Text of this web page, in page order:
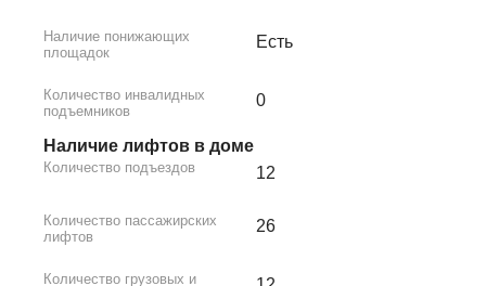
Наличие понижающих
площадок
Есть
Количество инвалидных
подъемников
0
Наличие лифтов в доме
Количество подъездов 12
Количество пассажирских
лифтов
26
Количество грузовых и